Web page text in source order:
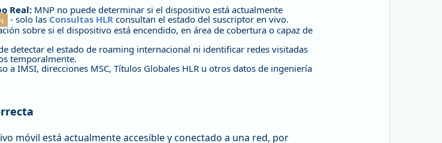
Real: MNP no puede determinar si el dispositivo está actualmente
- solo las Consultas HLR consultan el estado del suscriptor en vivo.
sobre si el dispositivo está encendido, en área de cobertura o capaz de
detectar el estado de roaming internacional ni identificar redes visitadas
temporalmente.
a IMSI, direcciones MSC, Títulos Globales HLR u otros datos de ingeniería
móvil está actualmente accesible y conectado a una red, por